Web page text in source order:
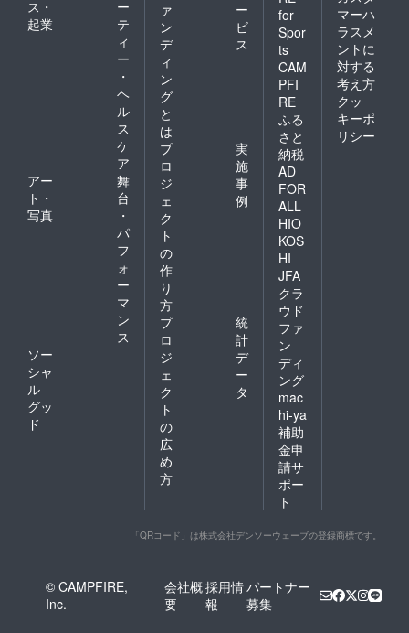
ス・
起業
ー
テ
ィ
ー
・
ヘ
ル
ス
ケ
ア
アー
ト・
写真
舞
台
・
パ
フ
ォ
ー
マ
ン
ス
ソー
シャ
ル
グッ
ド
ァ
ン
デ
ィ
ン
グ
と
は
ー
ビ
ス
プ
ロ
ジ
ェ
ク
ト
の
作
り
方
実
施
事
例
プ
ロ
ジ
ェ
ク
ト
の
広
め
方
統
計
デ
ー
タ
for
Spor
ts
CAM
PFI
RE
ふる
さと
納税
AD
FOR
ALL
HIO
KOS
HI
JFA
クラ
ウド
ファ
ン
ディ
ング
mac
hi-ya
補助
金申
請サ
ポー
ト
マーハ
ラスメ
ントに
対する
考え方
クッ
キーポ
リシー
「QRコード」は株式会社デンソーウェーブの登録商標です。
© CAMPFIRE,
Inc.
会社概
要
採用情
報
パートナー
募集